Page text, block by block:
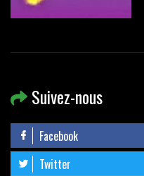
Suivez-nous
Facebook
Twitter